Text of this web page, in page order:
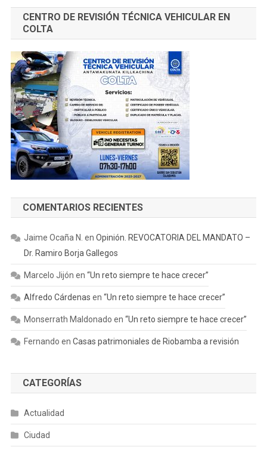
CENTRO DE REVISIÓN TÉCNICA VEHICULAR EN
COLTA
COMENTARIOS RECIENTES
Jaime Ocaña N. en Opinión. REVOCATORIA DEL MANDATO –
Dr. Ramiro Borja Gallegos
Marcelo Jijón en “Un reto siempre te hace crecer”
Alfredo Cárdenas en “Un reto siempre te hace crecer”
Monserrath Maldonado en “Un reto siempre te hace crecer”
Fernando en Casas patrimoniales de Riobamba a revisión
CATEGORÍAS
Actualidad
Ciudad